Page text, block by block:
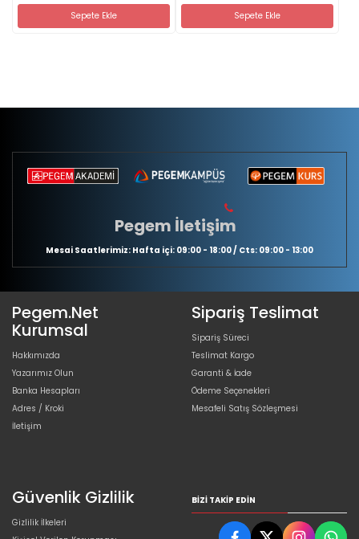
Sepete Ekle Sepete Ekle
Pegem İletişim
Mesai Saatlerimiz: Hafta içi: 09:00 - 18:00 / Cts: 09:00 - 13:00
Pegem.Net
Kurumsal
Hakkımızda
Yazarımız Olun
Banka Hesapları
Adres / Kroki
İletişim
Sipariş Teslimat
Sipariş Süreci
Teslimat Kargo
Garanti & İade
Ödeme Seçenekleri
Mesafeli Satış Sözleşmesi
Güvenlik Gizlilik
Gizlilik İlkeleri
BIZI TAKIP EDIN